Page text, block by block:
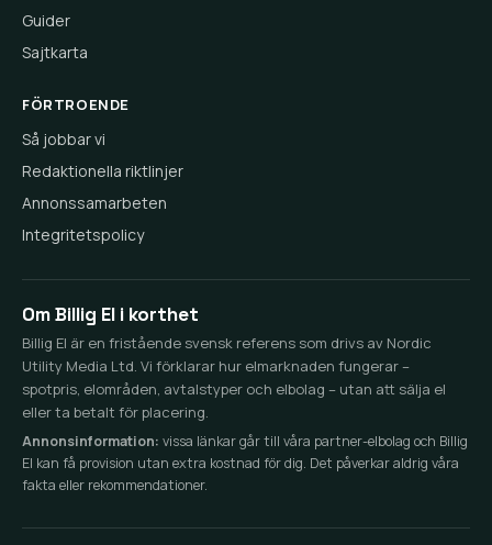
Guider
Sajtkarta
FÖRTROENDE
Så jobbar vi
Redaktionella riktlinjer
Annonssamarbeten
Integritetspolicy
Om Billig El i korthet
Billig El är en fristående svensk referens som drivs av Nordic
Utility Media Ltd. Vi förklarar hur elmarknaden fungerar –
spotpris, elområden, avtalstyper och elbolag – utan att sälja el
eller ta betalt för placering.
Annonsinformation: vissa länkar går till våra partner-elbolag och Billig
El kan få provision utan extra kostnad för dig. Det påverkar aldrig våra
fakta eller rekommendationer.